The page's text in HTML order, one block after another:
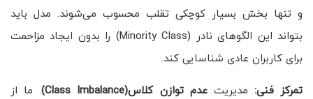
و تنها بخش بسیار کوچکی تقلب محسوب می‌شوند. مدل باید
بتواند این الگوهای نادر (Minority Class) را بدون ایجاد مزاحمت
برای کاربران عادی شناسایی کند.
تمرکز فنی: مدیریتعدم توازن کلاس(Class Imbalance)
. ما از